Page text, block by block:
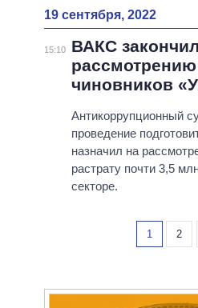
19 сентября, 2022
15:10
ВАКС
чиновников
Антикоррупционный
проведение
назначил на
растрату почти 3,5
секторе.
1 2